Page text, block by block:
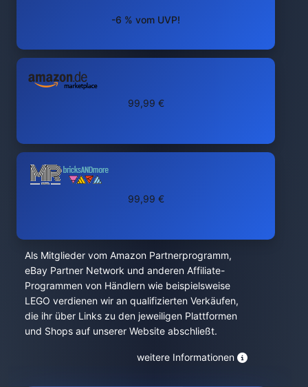
-6 % vom UVP!
99,99 €
99,99 €
Als Mitglieder vom Amazon Partnerprogramm,
eBay Partner Network und anderen Affiliate-
Programmen von Händlern wie beispielsweise
LEGO verdienen wir an qualifizierten Verkäufen,
die ihr über Links zu den jeweiligen Plattformen
und Shops auf unserer Website abschließt.
weitere Informationen